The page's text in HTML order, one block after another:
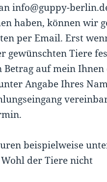
info@guppy-
haben, können wir
per Email. Erst
gewünschten Tiere
auf mein Ihnen
Angabe Ihres
beispielweise
der Tiere nicht